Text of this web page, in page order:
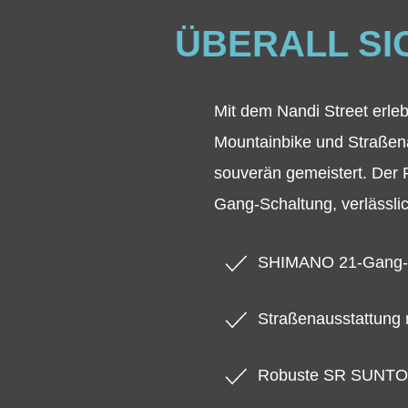
ÜBERALL
Mit dem Nandi Street
Mountainbike und
souverän gemeistert. Der
Gang-Schaltung,
SHIMANO 21-
Straßenausstattung
Robuste SR